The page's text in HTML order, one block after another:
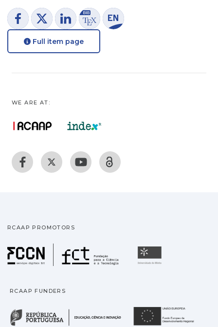
Full item page
WE ARE AT:
RCAAP PROMOTORS
Fundação para a
RCAAP FUNDERS
República Portuguesa